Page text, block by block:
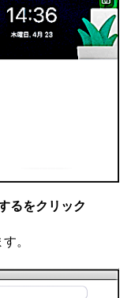
るをクリック
。